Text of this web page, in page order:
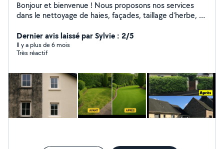
Bonjour et bienvenue ! Nous proposons nos services
dans le nettoyage de haies, façades, taillage d'herbe, et
besoins pour vous garantir un travail soigné et
satisfaisant. Nous réalisons également des prestations
de peinture extérieure, intérieure, de volets, etc. Pose
sérieux, et à l'écoute de notre clientèle, nous mettons
notre savoir-faire à votre service pour vous satisfaire à
100 %. Nous sommes là pour ça !
Dernier avis laissé par Sylvie : 2/5
Il y a plus de 6 mois
Très réactif